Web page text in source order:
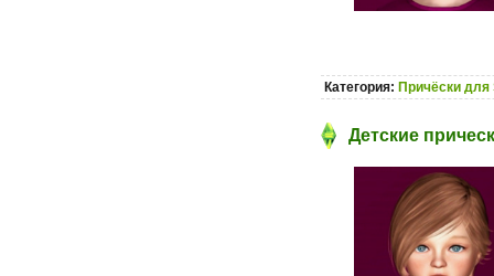
Категория: Причёски для
Детские